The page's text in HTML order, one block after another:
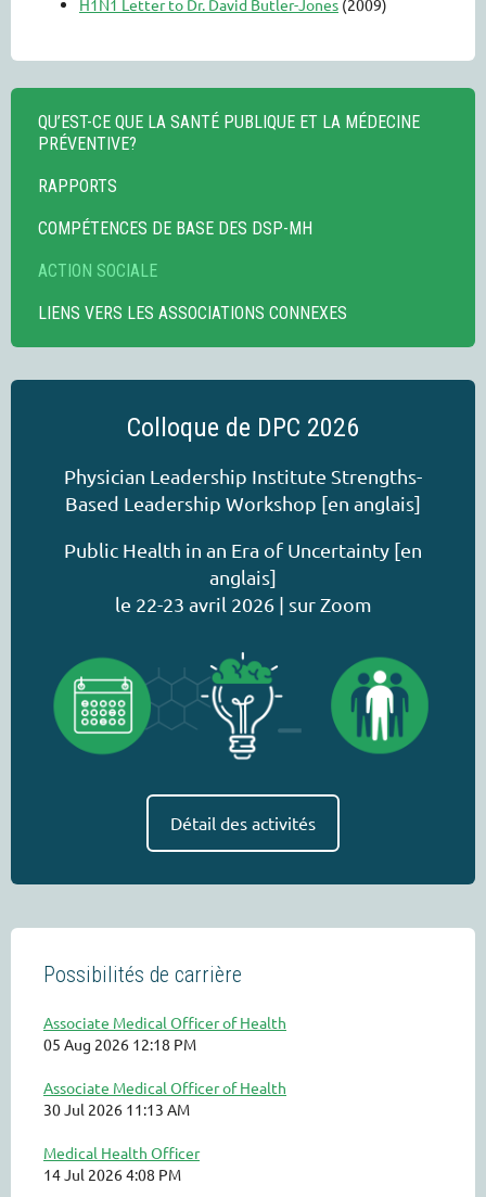
H1N1 Letter to Dr. David Butler-Jones (2009)
QU’EST-CE QUE LA SANTÉ PUBLIQUE ET LA MÉDECINE
PRÉVENTIVE?
RAPPORTS
COMPÉTENCES DE BASE DES DSP-MH
ACTION SOCIALE
LIENS VERS LES ASSOCIATIONS CONNEXES
Colloque de DPC 2026
Physician Leadership Institute Strengths-
Based Leadership Workshop [en anglais]
Public Health in an Era of Uncertainty [en
anglais]
le 22-23 avril 2026 | sur Zoom
Détail des activités
Possibilités de carrière
Associate Medical Officer of Health
05 Aug 2026 12:18 PM
Associate Medical Officer of Health
30 Jul 2026 11:13 AM
Medical Health Officer
14 Jul 2026 4:08 PM